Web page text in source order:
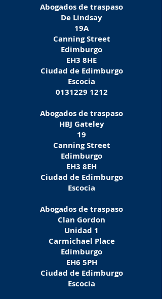
Abogados de traspaso
De Lindsay
19A
Canning Street
Edimburgo
EH3 8HE
Ciudad de Edimburgo
Escocia
0131229 1212
Abogados de traspaso
HBJ Gateley
19
Canning Street
Edimburgo
EH3 8EH
Ciudad de Edimburgo
Escocia
Abogados de traspaso
Clan Gordon
Unidad 1
Carmichael Place
Edimburgo
EH6 5PH
Ciudad de Edimburgo
Escocia